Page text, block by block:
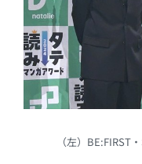
（左）BE:FIRST